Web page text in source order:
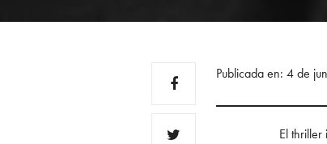
Publicada en: 4 de
El